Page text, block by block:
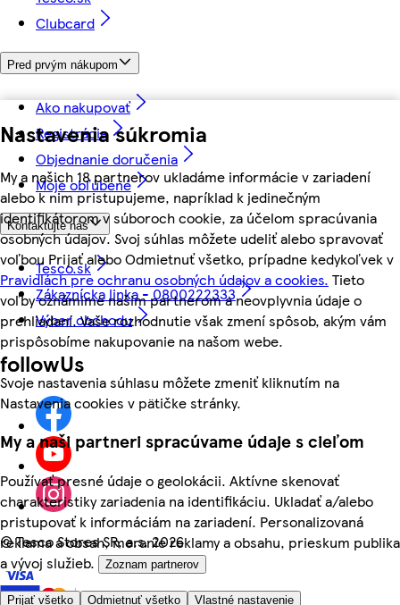
Nastavenia súkromia
My a našich 18 partnerov ukladáme informácie v zariadení
alebo k nim pristupujeme, napríklad k jedinečným
identifikátorom v súboroch cookie, za účelom spracúvania
osobných údajov. Svoj súhlas môžete udeliť alebo spravovať
voľbou Prijať alebo Odmietnuť všetko, prípadne kedykoľvek v
Pravidlách pre ochranu osobných údajov a cookies. Tieto
voľby oznámime našim partnerom a neovplyvnia údaje o
prehliadaní. Vaše rozhodnutie však zmení spôsob, akým vám
prispôsobíme nakupovanie na našom webe.
Svoje nastavenia súhlasu môžete zmeniť kliknutím na
Nastavenia cookies v pätičke stránky.
My a naši partneri spracúvame údaje s cieľom
Používať presné údaje o geolokácii. Aktívne skenovať
charakteristiky zariadenia na identifikáciu. Ukladať a/alebo
pristupovať k informáciám na zariadení. Personalizovaná
reklama a obsah, meranie reklamy a obsahu, prieskum publika
a vývoj služieb.
Zoznam partnerov
Prijať všetko Odmietnuť všetko Vlastné nastavenie
Clubcard
Pred prvým nákupom
Ako nakupovať
Registrácia
Objednanie doručenia
Moje obľúbené
Kontaktujte nás
Tesco.sk
Zákaznícka linka - 0800222333
Výber obchodu
followUs
©Tesco Stores SR, a.s. 2026